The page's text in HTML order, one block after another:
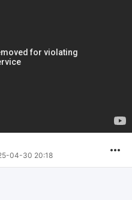
04-30 20:18